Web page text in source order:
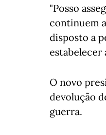
"Posso
continuem
disposto a
estabelecer
O novo
devolução
guerra.